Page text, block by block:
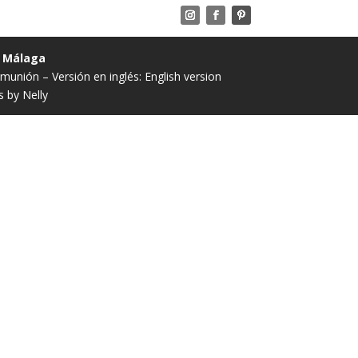
Málaga
– Versión en inglés: English version
by Nelly